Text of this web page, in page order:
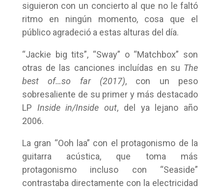
siguieron con un concierto al que no le faltó
ritmo en ningún momento, cosa que el
público agradeció a estas alturas del día.
“Jackie big tits”, “Sway” o “Matchbox” son
otras de las canciones incluídas en su The
best of…so far (2017), con un peso
sobresaliente de su primer y más destacado
LP Inside in/Inside out, del ya lejano año
2006.
La gran “Ooh laa” con el protagonismo de la
guitarra acústica, que toma más
protagonismo incluso con “Seaside”
contrastaba directamente con la electricidad